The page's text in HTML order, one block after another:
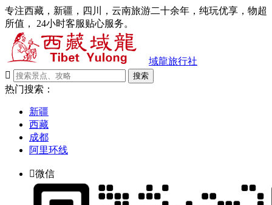
专注西藏，新疆，四川，云南旅游二十余年，纯玩优享，物超
所值， 24小时客服贴心服务。
域龍旅行社

搜索
热门搜索：
新疆
西藏
成都
阿里环线
微信